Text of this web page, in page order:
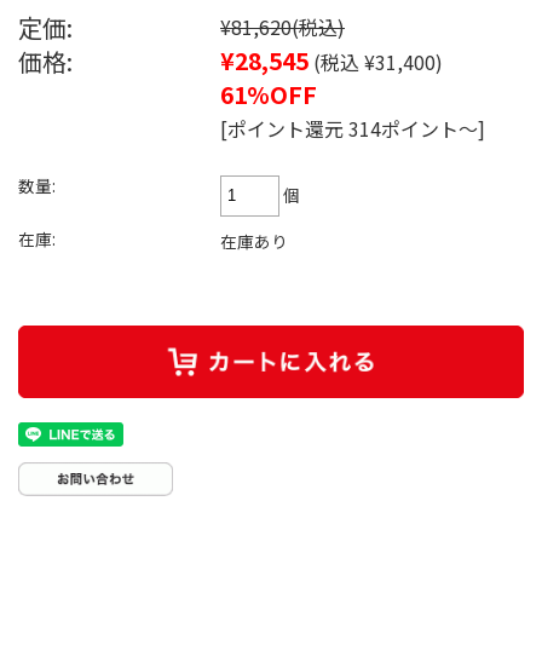
定価: ¥81,620(税込)
価格: ¥28,545 (税込 ¥31,400)
61%OFF
[ポイント還元 314ポイント～]
数量:
個
在庫:
在庫あり